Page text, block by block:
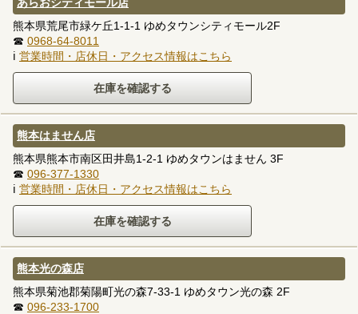
熊本県荒尾市緑ケ丘1-1-1 ゆめタウンシティモール2F
☎ 0968-64-8011
ℹ 営業時間・店休日・アクセス情報はこちら
熊本はません店
熊本県熊本市南区田井島1-2-1 ゆめタウンはません 3F
☎ 096-377-1330
ℹ 営業時間・店休日・アクセス情報はこちら
熊本光の森店
熊本県菊池郡菊陽町光の森7-33-1 ゆめタウン光の森 2F
☎ 096-233-1700